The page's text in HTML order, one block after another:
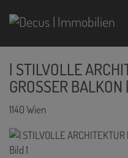
| STILVOLLE
GROSSER BALKON |
1140 Wien